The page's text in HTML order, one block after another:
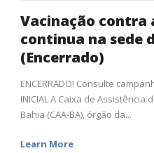
Vacinação contra
continua na sede
(Encerrado)
ENCERRADO! Consulte
INICIAL A Caixa de
Bahia (CAA-BA), órgão da...
Learn More